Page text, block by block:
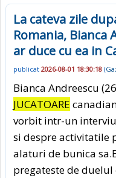
La cateva zile
Romania, Bianca
ar duce cu ea in
publicat 2026-08-01 18:30:18 (
Bianca Andreescu
JUCATOARE
vorbit intr-un
si despre activitatile
alaturi de bunica
pregateste de